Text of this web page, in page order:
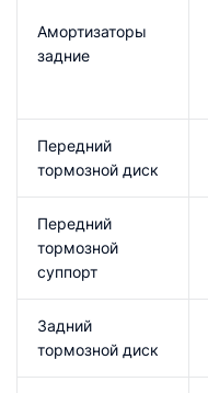
Амортизаторы
задние
Передний
тормозной диск
Передний
тормозной
суппорт
Задний
тормозной диск